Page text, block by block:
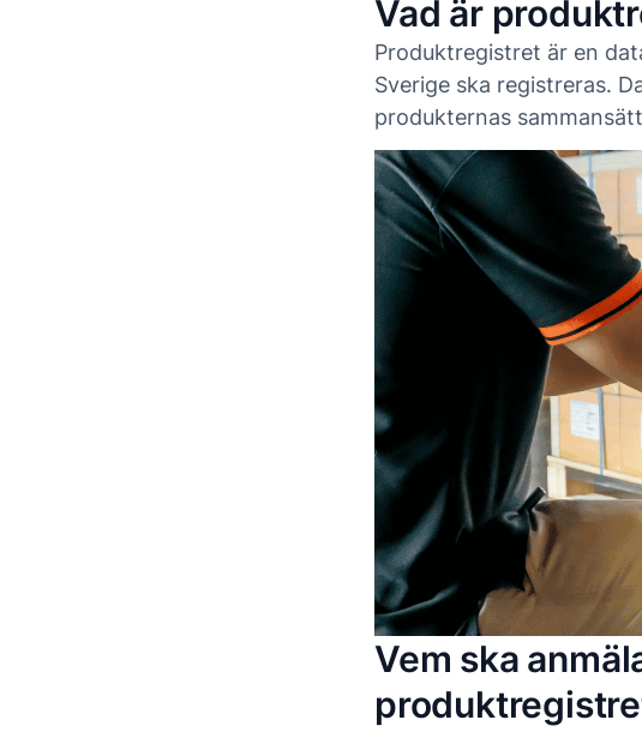
Vad är
Produktregistret är en
Sverige ska registreras.
produkternas
Vem ska